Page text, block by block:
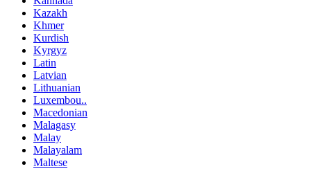
Kazakh
Khmer
Kurdish
Kyrgyz
Latin
Latvian
Lithuanian
Luxembou..
Macedonian
Malagasy
Malay
Malayalam
Maltese